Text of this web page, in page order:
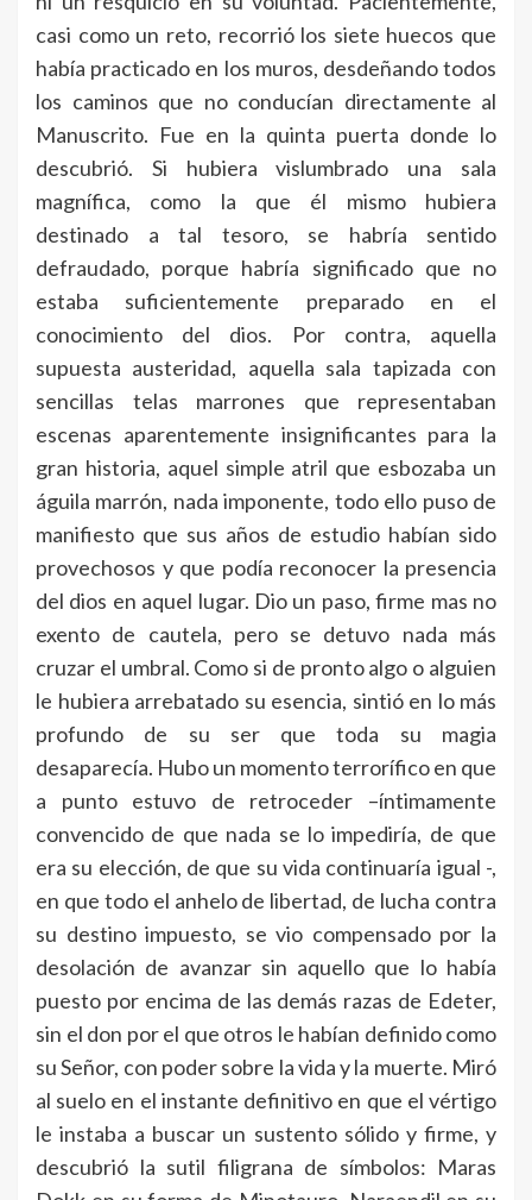
casi como un reto, recorrió los siete huecos que
había practicado en los muros, desdeñando todos
los caminos que no conducían directamente al
Manuscrito. Fue en la quinta puerta donde lo
descubrió. Si hubiera vislumbrado una sala
magnífica, como la que él mismo hubiera
destinado a tal tesoro, se habría sentido
defraudado, porque habría significado que no
estaba suficientemente preparado en el
conocimiento del dios. Por contra, aquella
supuesta austeridad, aquella sala tapizada con
sencillas telas marrones que representaban
escenas aparentemente insignificantes para la
gran historia, aquel simple atril que esbozaba un
águila marrón, nada imponente, todo ello puso de
manifiesto que sus años de estudio habían sido
provechosos y que podía reconocer la presencia
del dios en aquel lugar. Dio un paso, firme mas no
exento de cautela, pero se detuvo nada más
cruzar el umbral. Como si de pronto algo o alguien
le hubiera arrebatado su esencia, sintió en lo más
profundo de su ser que toda su magia
desaparecía. Hubo un momento terrorífico en que
a punto estuvo de retroceder –íntimamente
convencido de que nada se lo impediría, de que
era su elección, de que su vida continuaría igual -,
en que todo el anhelo de libertad, de lucha contra
su destino impuesto, se vio compensado por la
desolación de avanzar sin aquello que lo había
puesto por encima de las demás razas de Edeter,
sin el don por el que otros le habían definido como
su Señor, con poder sobre la vida y la muerte. Miró
al suelo en el instante definitivo en que el vértigo
le instaba a buscar un sustento sólido y firme, y
descubrió la sutil filigrana de símbolos: Maras